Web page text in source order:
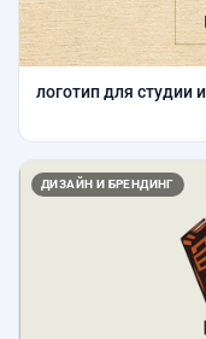
логотип для студии
ДИЗАЙН И БРЕНДИНГ